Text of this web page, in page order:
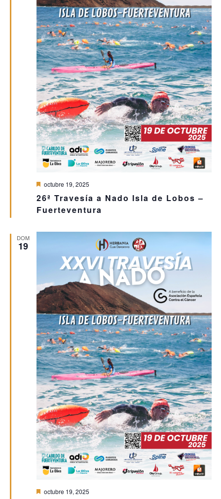
26ª Travesía a Nado Isla de Lobos –
Fuerteventura
Destacado
octubre 19, 2025
DOM
19
Destacado
octubre 19, 2025